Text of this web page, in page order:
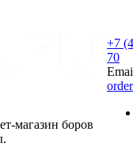
магазин боров
+7
70